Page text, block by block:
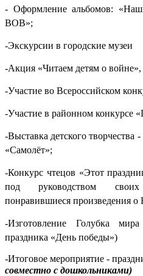
- Оформлениеальбомов:
ВОВ»;
-Экскурсии в городские музеи
-Акция «Читаем детям о войне»,
-Участие во Всероссийском
-Участие в районном конкурсе
-Выставка детского
«Самолёт»;
-Конкурс чтецов «Этот
под руководством
понравившиеся произведения
-Изготовление Голубка
праздника «День победы»)
-Итоговое мероприятие - п
совместно с дошкольниками)